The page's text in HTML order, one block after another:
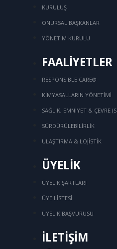
KURULUŞ
ONURSAL BAŞKANLAR
YÖNETİM KURULU
FAALİYETLER
RESPONSIBLE CARE®
KİMYASALLARIN YÖNETİMİ
SAĞLIK, EMNİYET & ÇEVRE
SÜRDÜRÜLEBİLİRLİK
ULAŞTIRMA & LOJİSTİK
ÜYELİK
ÜYELİK ŞARTLARI
ÜYE LİSTESİ
ÜYELİK BAŞVURUSU
İLETİŞİM